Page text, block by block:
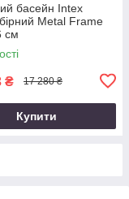
басейн Intex
Metal Frame
см
₴ 17 280 ₴
Купити